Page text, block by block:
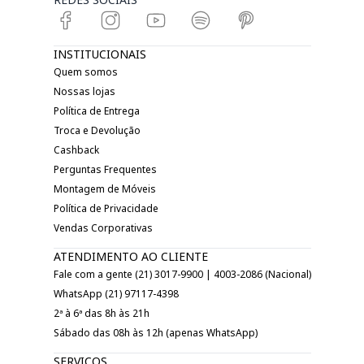
INSTITUCIONAIS
Quem somos
Nossas lojas
Política de Entrega
Troca e Devolução
Cashback
Perguntas Frequentes
Montagem de Móveis
Política de Privacidade
Vendas Corporativas
ATENDIMENTO AO CLIENTE
Fale com a gente (21) 3017-9900 | 4003-2086 (Nacional)
WhatsApp (21) 97117-4398
2ª à 6ª das 8h às 21h
Sábado das 08h às 12h (apenas WhatsApp)